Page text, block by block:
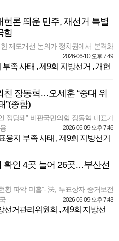
헌론 띄운 민주, 재선거 특별
힘
제도개선 논의가 정치권에서 본격화
2026-06-10 오후 7:49
부족 사태 ,제9회 지방선거 ,개헌
친 장동혁…오세훈 “중대 위
”(종합)
정당돼” 비판국민의힘 장동혁 대표가
...
2026-06-09 오후 7:46
용지 부족 사태 ,제9회 지방선거
확인 4곳 늘어 26곳…부산선
황 파악 미흡”- 法, 투표상자 증거보전
...
2026-06-09 오후 7:43
선거관리위원회 ,제9회 지방선